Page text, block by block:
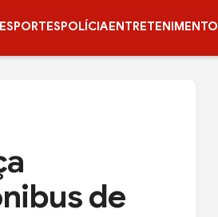
ESPORTESPOLÍCIAENTRETENIMENTO
de